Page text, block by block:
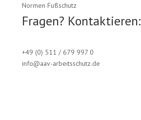
Normen Fußschutz
Fragen? Kontaktieren:
+49 (0) 511 / 679 997 0
info@aav-arbeitsschutz.de